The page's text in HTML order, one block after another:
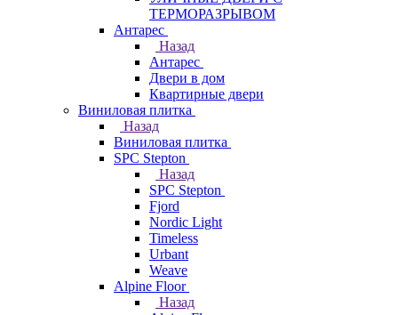
ТЕРМОРАЗРЫВОМ
Антарес
Назад
Антарес
Двери в дом
Квартирные двери
Виниловая плитка
Назад
Виниловая плитка
SPC Stepton
Назад
SPC Stepton
Fjord
Nordic Light
Timeless
Urbant
Weave
Alpine Floor
Назад